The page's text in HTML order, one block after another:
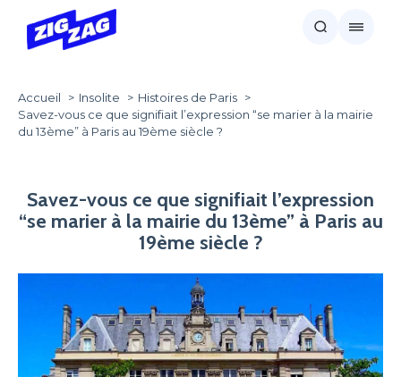
Accueil Insolite
Histoires de Paris
Savez-vous ce que signifiait l’expression “se marier à la mairie
du 13ème” à Paris au 19ème siècle ?
Savez-vous ce que signifiait l’expression
“se marier à la mairie du 13ème” à Paris au
19ème siècle ?